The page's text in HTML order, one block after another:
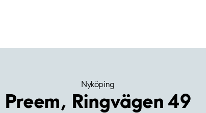
Nyköping
Preem, Ringvägen 49